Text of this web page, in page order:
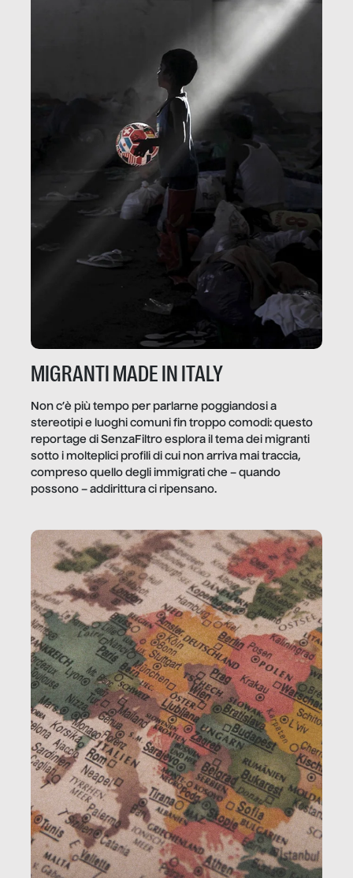
MIGRANTI MADE IN ITALY
Non c’è più tempo per parlarne poggiandosi a
stereotipi e luoghi comuni fin troppo comodi: questo
reportage di SenzaFiltro esplora il tema dei migranti
sotto i molteplici profili di cui non arriva mai traccia,
compreso quello degli immigrati che – quando
possono – addirittura ci ripensano.